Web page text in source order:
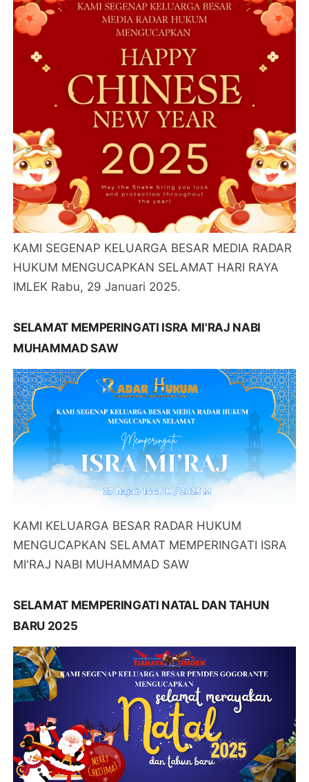
KAMI SEGENAP KELUARGA BESAR MEDIA RADAR
HUKUM MENGUCAPKAN SELAMAT HARI RAYA
IMLEK Rabu, 29 Januari 2025.
SELAMAT MEMPERINGATI ISRA MI'RAJ NABI
MUHAMMAD SAW
KAMI KELUARGA BESAR RADAR HUKUM
MENGUCAPKAN SELAMAT MEMPERINGATI ISRA
MI'RAJ NABI MUHAMMAD SAW
SELAMAT MEMPERINGATI NATAL DAN TAHUN
BARU 2025